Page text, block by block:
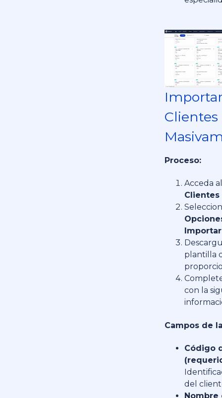
Clientes
Proceso:
Acceda
Clientes
plantilla
con la
Campos de
Código
del